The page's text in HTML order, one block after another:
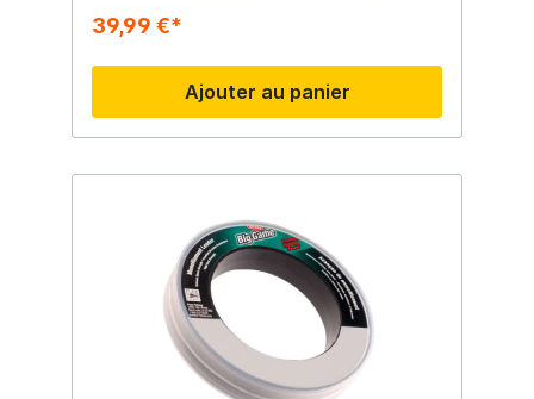
résistance aux chocs Robuste Conçu pour
39,99 €*
Ajouter au panier